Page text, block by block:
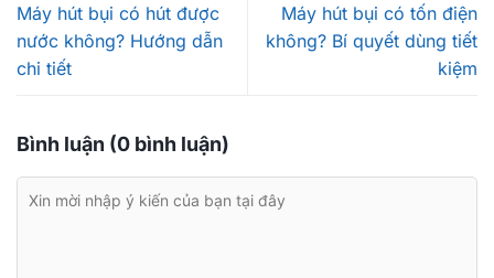
Máy hút bụi có hút được
nước không? Hướng dẫn
chi tiết
Máy hút bụi có tốn điện
không? Bí quyết dùng tiết
kiệm
Bình luận (0 bình luận)